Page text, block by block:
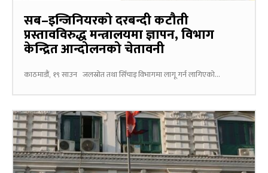
सब–इन्जिनियरको दरबन्दी कटौती
प्रस्तावविरुद्ध मन्त्रालयमा ज्ञापन, विभाग
केन्द्रित आन्दोलनको चेतावनी
काठमाडौं, १९ साउन जलस्रोत तथा सिँचाइ विभागमा लागू गर्न लागिएको...